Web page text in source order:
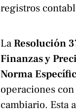
registros
LaResolución
Finanzas y
Norma
operaciones
cambiario. Esta